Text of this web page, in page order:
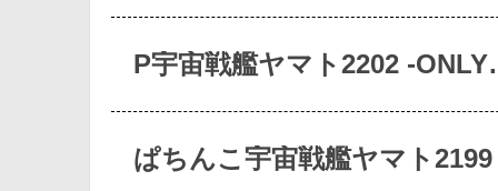
P宇宙戦艦ヤマト2202 -
ぱちんこ宇宙戦艦ヤマト